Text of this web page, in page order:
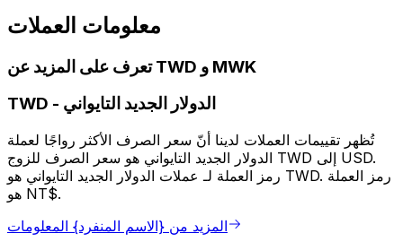
معلومات العملات
تعرف على المزيد عن TWD و MWK
TWD - الدولار الجديد التايواني
تُظهر تقييمات العملات لدينا أنّ سعر الصرف الأكثر رواجًا لعملة
الدولار الجديد التايواني هو سعر الصرف للزوج TWD إلى USD.
رمز العملة لـ عملات الدولار الجديد التايواني هو TWD. رمز العملة
هو NT$.
المزيد من {الاسم المنفرد} المعلومات